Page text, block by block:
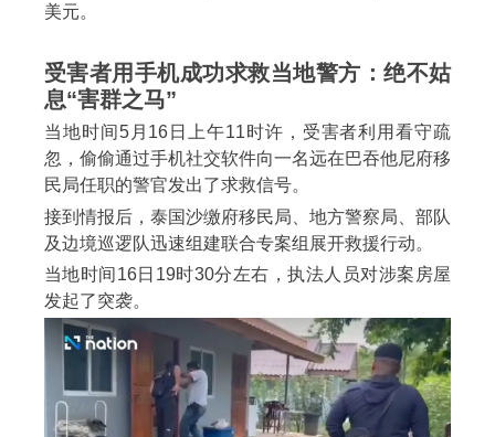
美元。
受害者用手机成功求救当地警方：绝不姑
息“害群之马”
当地时间5月16日上午11时许，受害者利用看守疏
忽，偷偷通过手机社交软件向一名远在巴吞他尼府移
民局任职的警官发出了求救信号。
接到情报后，泰国沙缴府移民局、地方警察局、部队
及边境巡逻队迅速组建联合专案组展开救援行动。
当地时间16日19时30分左右，执法人员对涉案房屋
发起了突袭。